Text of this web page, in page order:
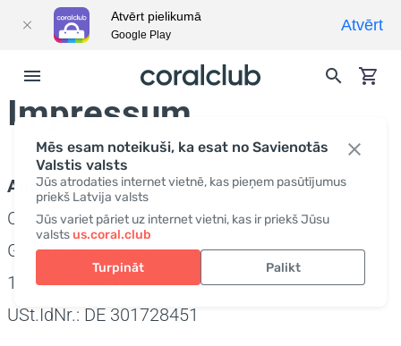
Mēs esam noteikuši, ka esat no Savienotās
Valstis valsts
Jūs atrodaties internet vietnē, kas pieņem pasūtījumus
priekš Latvija valsts
Jūs variet pāriet uz internet vietni, kas ir priekš Jūsu
valstsus.coral.club
Turpināt Palikt
Impressum
Angaben gemäß § 5 TMG:
Coral Club Deutschland GmbH
Genshagener Str. 27
14974 Ludwigsfelde
USt.IdNr.: DE 301728451
Atvērt pielikumā
Google Play
Atvērt